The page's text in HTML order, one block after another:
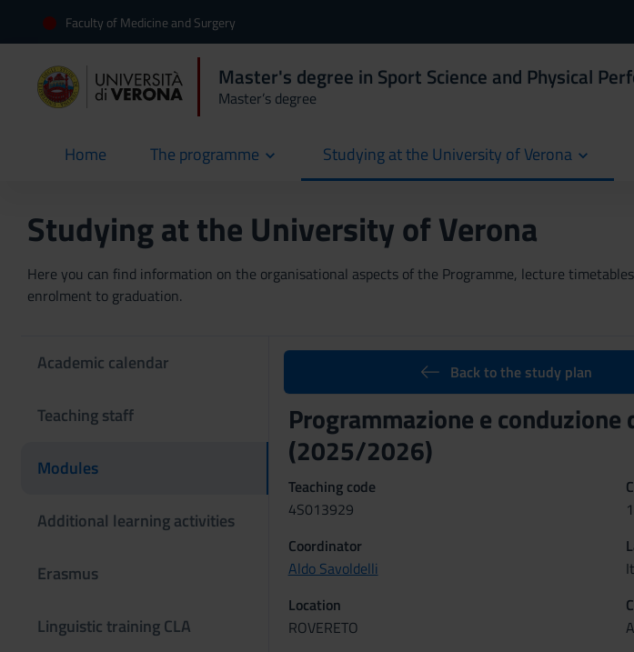
Faculty of Medicine and Surgery
Master's degree in Sport Science and Physical
Master’s degree
Home
current The programme Studying at the University of Verona
Studying at the University of Verona
Here you can find information on the organisational aspects of the Programme, lecture
enrolment to graduation.
Academic calendar
Teaching staff
Modules
Additional learning activities
Erasmus
Linguistic training CLA
Back to the study plan
Programmazione e
(2025/2026)
Teaching code
4S013929
Coordinator
Aldo Savoldelli
Location
ROVERETO